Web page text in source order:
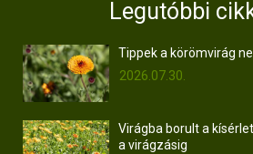
Legutóbbi
Tippek a körömvirág
2026.07.30.
Virágba borult a
a virágzásig